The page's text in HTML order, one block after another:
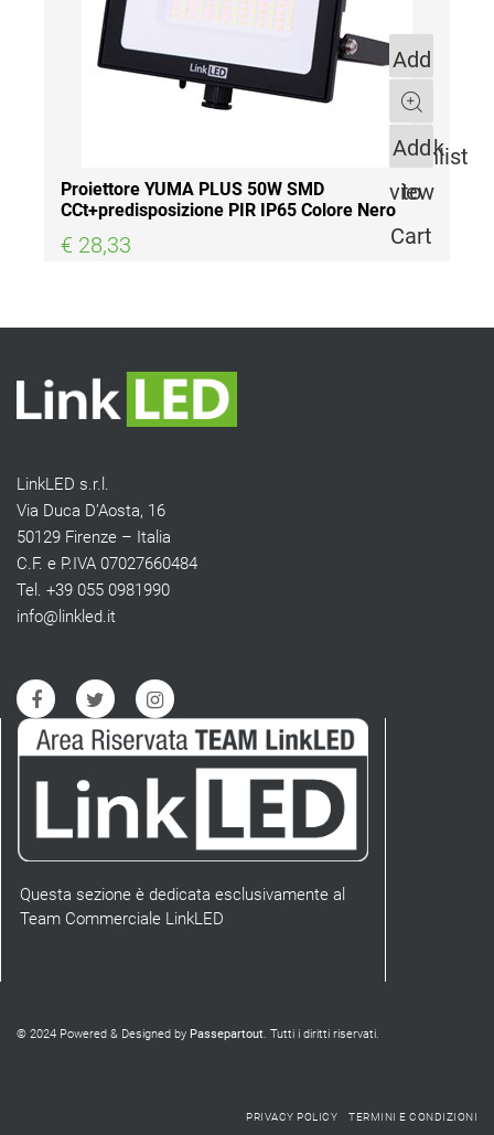
Add
to
Wishlist
Quick
view
Quantity
Add
to
Cart
Proiettore YUMA PLUS 50W SMD
CCt+predisposizione PIR IP65 Colore Nero
€ 28,33
LinkLED s.r.l.
Via Duca D’Aosta, 16
50129 Firenze – Italia
C.F. e P.IVA 07027660484
Tel. +39 055 0981990
info@linkled.it
Questa sezione è dedicata esclusivamente al
Team Commerciale LinkLED
© 2024 Powered & Designed by Passepartout . Tutti i diritti riservati.
PRIVACY POLICY TERMINI E CONDIZIONI